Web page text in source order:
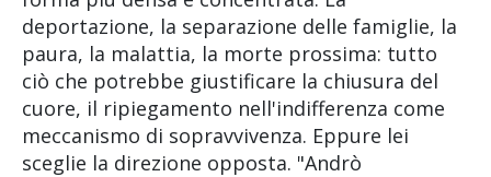
deportazione, la separazione delle famiglie, la
paura, la malattia, la morte prossima: tutto
ciò che potrebbe giustificare la chiusura del
cuore, il ripiegamento nell'indifferenza come
meccanismo di sopravvivenza. Eppure lei
sceglie la direzione opposta. "Andrò